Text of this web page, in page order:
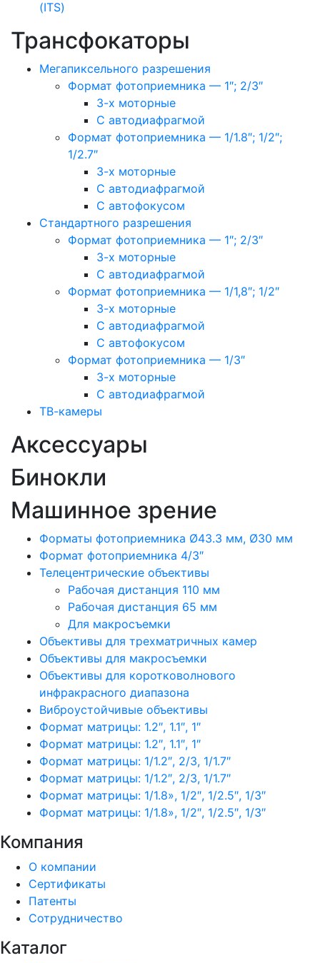
(ITS)
Трансфокаторы
Мегапиксельного разрешения
Формат фотоприемника — 1″; 2/3″
3-х моторные
С автодиафрагмой
Формат фотоприемника — 1/1.8″; 1/2″;
1/2.7″
3-х моторные
С автодиафрагмой
С автофокусом
Стандартного разрешения
Формат фотоприемника — 1″; 2/3″
3-х моторные
С автодиафрагмой
Формат фотоприемника — 1/1,8″; 1/2″
3-х моторные
С автодиафрагмой
С автофокусом
Формат фотоприемника — 1/3″
3-х моторные
С автодиафрагмой
ТВ-камеры
Аксессуары
Бинокли
Машинное зрение
Форматы фотоприемника Ø43.3 мм, Ø30 мм
Формат фотоприемника 4/3″
Телецентрические объективы
Рабочая дистанция 110 мм
Рабочая дистанция 65 мм
Для макросъемки
Объективы для трехматричных камер
Объективы для макросъемки
Объективы для коротковолнового
инфракрасного диапазона
Виброустойчивые объективы
Формат матрицы: 1.2″, 1.1″, 1″
Формат матрицы: 1.2″, 1.1″, 1″
Формат матрицы: 1/1.2″, 2/3, 1/1.7″
Формат матрицы: 1/1.2″, 2/3, 1/1.7″
Формат матрицы: 1/1.8», 1/2″, 1/2.5″, 1/3″
Формат матрицы: 1/1.8», 1/2″, 1/2.5″, 1/3″
Компания
О компании
Сертификаты
Патенты
Сотрудничество
Каталог